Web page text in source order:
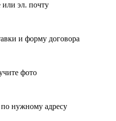
или эл. почту
и форму договора
фото
по нужному адресу